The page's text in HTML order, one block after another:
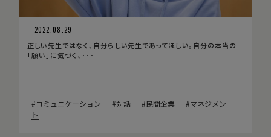
2022.08.29
正しい先生ではなく、自分らしい先生であってほしい。自分の本当の
「願い」に気づく、･･･
コミュニケーション 対話 民間企業
マネジメン
ト